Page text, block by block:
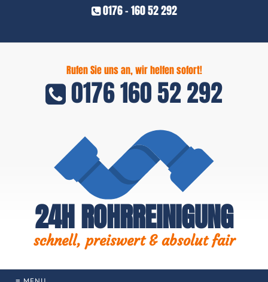
0176 - 160 52 292
Rufen Sie uns an, wir helfen sofort!
0176 160 52 292
24H ROHRREINIGUNG
schnell, preiswert & absolut fair